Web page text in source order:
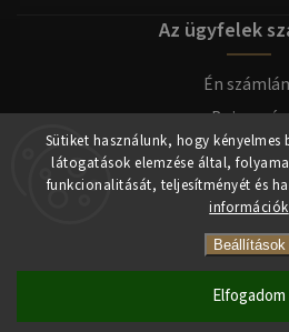
Sütiket használunk, hogy kényelmes
látogatások elemzése által,
funkcionalitását, teljesítményét és
információk
Beállítások
Elfogadom
Az ügyfelek
Én
Bejegyzés
Copyright 2026tomilla.hu.